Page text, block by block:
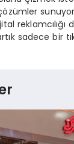
reklamcılığı
sadece bir